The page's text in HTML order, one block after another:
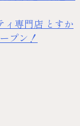
ィ専門店 とすか
プン！